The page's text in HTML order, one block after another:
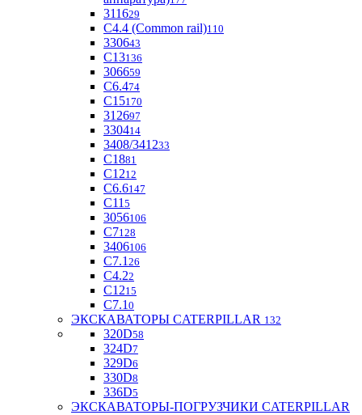
311629
С4.4 (Common rail)110
330643
С13136
306659
С6.474
С15170
312697
330414
3408/341233
С1881
C1212
С6.6147
C11 5
3056106
С7128
3406106
C7.1 26
C4.22
С1215
С7.1 0
ЭКСКАВАТОРЫ CATERPILLAR 132
320D58
324D7
329D6
330D8
336D5
ЭКСКАВАТОРЫ-ПОГРУЗЧИКИ CATERPILLAR